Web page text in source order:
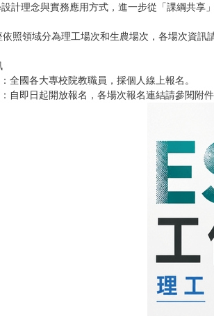
計理念與實務應用方式，進一步從「課綱共享
照領域分為理工場次和生農場次，各場次資訊
全國各大專校院教職員，採個人線上報名。
自即日起開放報名，各場次報名連結請參閱附件